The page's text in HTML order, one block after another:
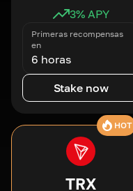
3% APY
Primeras recompensas
en
6 horas
Stake now
HOT
TRX